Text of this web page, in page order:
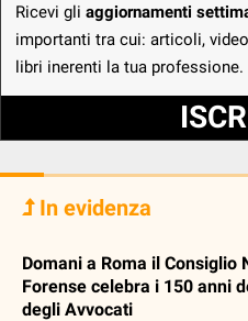
Ricevi gli aggiornamenti
importanti tra cui: articoli,
libri inerenti la tua professione.
In evidenza
Domani a Roma il Consiglio
Forense celebra i 150 anni
degli Avvocati